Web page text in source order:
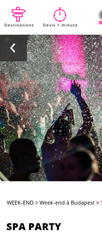
Destinations Devis 1 minute
WEEK-END >Week-end à Budapest >
SPA PARTY